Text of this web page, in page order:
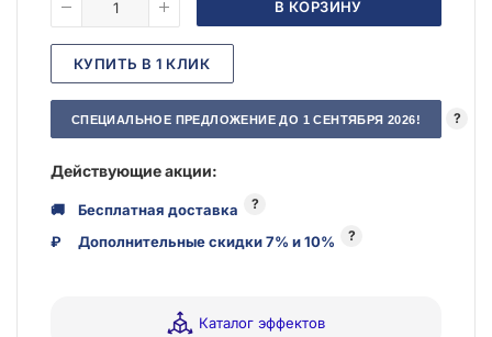
В КОРЗИНУ
КУПИТЬ В 1 КЛИК
СПЕЦИАЛЬНОЕ ПРЕДЛОЖЕНИЕ ДО 1 СЕНТЯБРЯ 2026! ?
Действующие акции:
🚚 Бесплатная доставка ?
₽ Дополнительные скидки 7% и 10% ?
Каталог эффектов